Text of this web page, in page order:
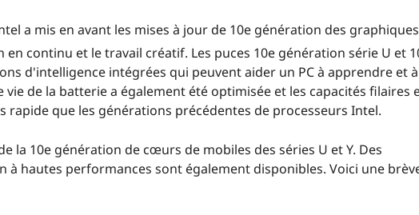
a mis en avant les mises à jour de 10e génération des graphiques
continu et le travail créatif. Les puces 10e génération série U et
d'intelligence intégrées qui peuvent aider un PC à apprendre et à
de la batterie a également été optimisée et les capacités filaires
que les générations précédentes de processeurs Intel.
la 10e génération de cœurs de mobiles des séries U et Y. Des
à hautes performances sont également disponibles. Voici une